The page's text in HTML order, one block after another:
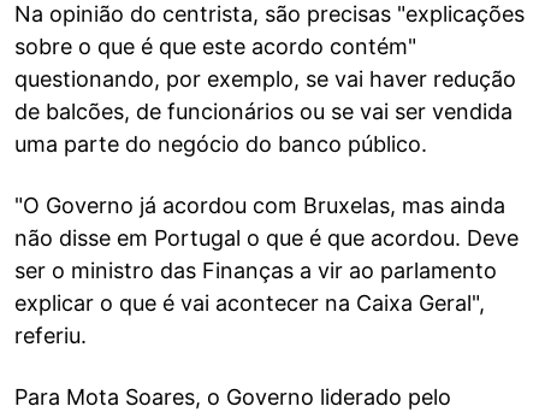
Na opinião do centrista, são precisas "explicações
sobre o que é que este acordo contém"
questionando, por exemplo, se vai haver redução
de balcões, de funcionários ou se vai ser vendida
uma parte do negócio do banco público.
"O Governo já acordou com Bruxelas, mas ainda
não disse em Portugal o que é que acordou. Deve
ser o ministro das Finanças a vir ao parlamento
explicar o que é vai acontecer na Caixa Geral",
referiu.
Para Mota Soares, o Governo liderado pelo